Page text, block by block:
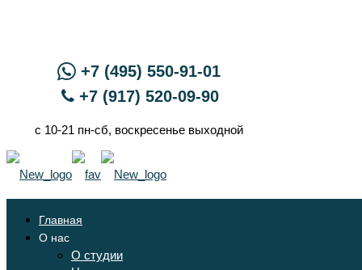
+7 (495) 550-91-01
+7 (917) 520-09-90
с 10-21 пн-сб, воскресенье выходной
Главная
О нас
О студии